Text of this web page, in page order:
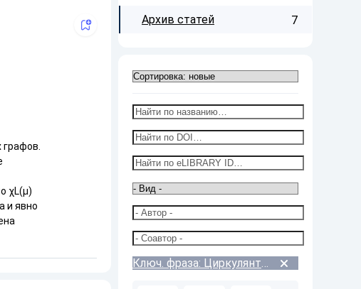
χL(μ)
и явно
Архив статей 7
Ключ. фраза: Циркулянтный граф